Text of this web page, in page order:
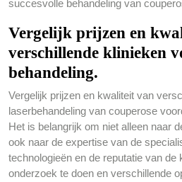
succesvolle behandeling van
Vergelijk prijzen en
verschillende klinieken
behandeling.
Vergelijk prijzen en kwaliteit van
laserbehandeling van couperose
Het is belangrijk om niet alleen naar
ook naar de expertise van de
technologieën en de reputatie van de
onderzoek te doen en verschillende